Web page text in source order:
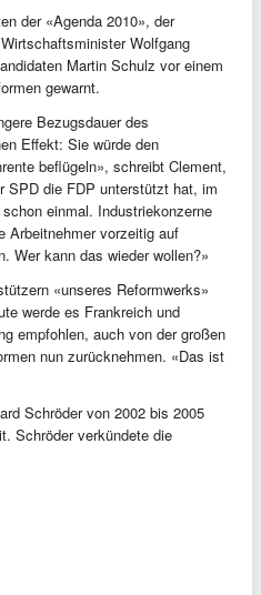
der «Agenda 2010», der
Wolfgang
Martin Schulz vor einem
gewarnt.
Bezugsdauer des
Effekt: Sie würde den
beflügeln», schreibt Clement,
SPD die FDP unterstützt hat, im
einmal. Industriekonzerne
Arbeitnehmer vorzeitig auf
Wer kann das wieder wollen?»
«unseres Reformwerks»
werde es Frankreich und
empfohlen, auch von der großen
nun zurücknehmen. «Das ist
Schröder von 2002 bis 2005
Schröder verkündete die